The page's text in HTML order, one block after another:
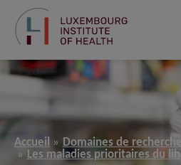
Accueil
Domaines de recherche
Les maladies prioritaires du lih